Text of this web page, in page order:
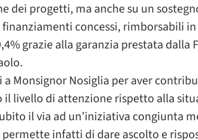
dei progetti, ma anche su un
concessi, rimborsabili
grazie alla garanzia prestata
a Monsignor Nosiglia per aver
il livello di attenzione rispetto alla
il via ad un’iniziativa congiunta
infatti di dare ascolto e